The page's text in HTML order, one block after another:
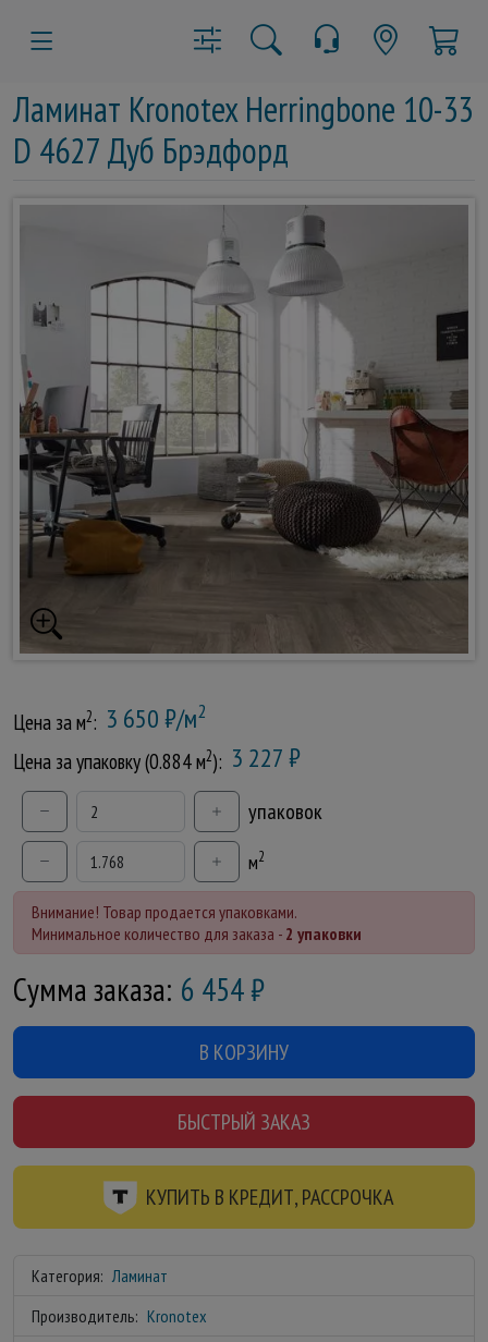
Ламинат Kronotex Herringbone 10-33
D 4627 Дуб Брэдфорд
Цена за м2: 3 650 ₽/м2
Цена за упаковку (0.884 м2): 3 227 ₽
упаковок
м2
Внимание! Товар продается упаковками.
Минимальное количество для заказа - 2 упаковки
Сумма заказа: 6 454₽
В КОРЗИНУ
БЫСТРЫЙ ЗАКАЗ
КУПИТЬ В КРЕДИТ, РАССРОЧКА
Категория: Ламинат
Производитель: Kronotex